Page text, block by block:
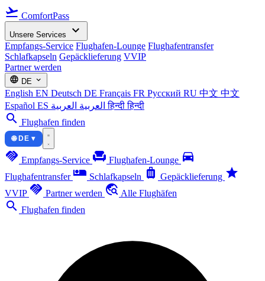
flight_takeoff ComfortPass
Unsere Services expand_more
Empfangs-Service Flughafen-Lounge Flughafentransfer
Schlafkapseln Gepäcklieferung VVIP
Partner werden
language DE expand_more
English EN Deutsch DE Français FR Русский RU 中文 中文
Español ES العربية العربية हिन्दीहिन्दी
search Flughafen finden
🌐 DE ▾
handshake Empfangs-Service chair Flughafen-Lounge directions_car
Flughafentransfer airline_seat_individual_suite Schlafkapseln luggage Gepäcklieferung star
VVIP handshake Partner werden travel_explore Alle Flughäfen
search Flughafen finden